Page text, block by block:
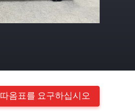
따옴표를 요구하십시오